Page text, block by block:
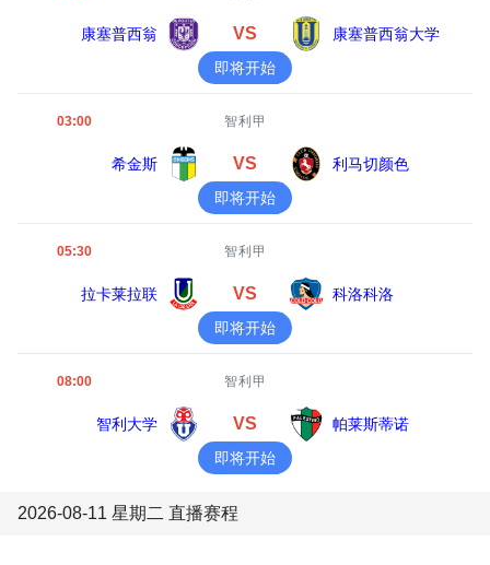
康塞普西翁 VS
康塞普西翁大学
即将开始
03:00 智利甲
希金斯 VS
利马切颜色
即将开始
05:30 智利甲
拉卡莱拉联 VS
科洛科洛
即将开始
08:00 智利甲
智利大学 VS
帕莱斯蒂诺
即将开始
2026-08-11 星期二 直播赛程